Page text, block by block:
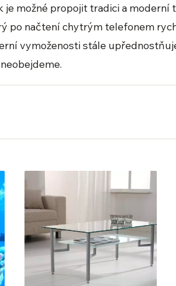
je možné propojit tradici a moderní
po načtení chytrým telefonem
vymoženosti stále